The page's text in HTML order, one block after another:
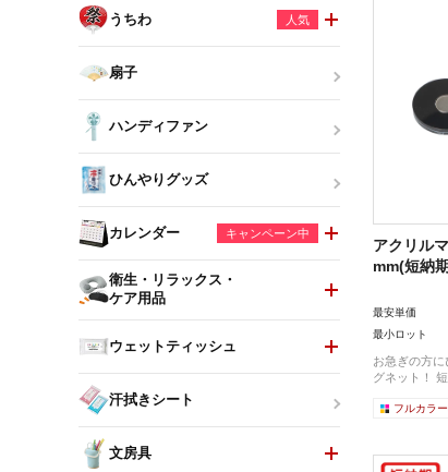
アクリル
mm(短納
最安単価
最小ロット
お急ぎの方
グネット！
フルカラ
うちわ 人気
扇子
ハンディファン
ひんやりグッズ
カレンダー キャンペーン中
衛生・リラックス・
ケア用品
ウェットティッシュ
汗拭きシート
文房具